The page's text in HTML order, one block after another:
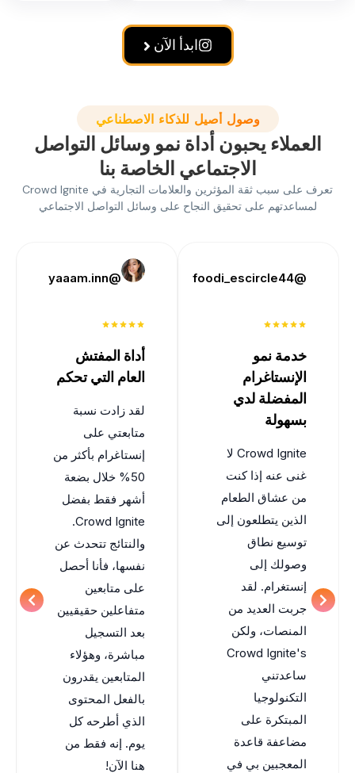
ابدأ الآن
وصول أصيل للذكاء الاصطناعي
يحبون أداة نمو وسائل التواصل
الاجتماعي الخاصة بنا
تعرف على سبب ثقة المؤثرين والعلامات التجارية في Crowd Ignite
على تحقيق النجاح على وسائل التواصل الاجتماعي
خدمة نمو
الإنستاغرام
المفضلة لدي
Crowd Igniteلا
غنى عنه إذا كنت
من عشاق الطعام
الذين يتطلعون إلى
توسيع نطاق
وصولك إلى
إنستغرام. لقد
جربت العديد من
المنصات، ولكن
Crowd Ignite's
التكنولوجيا
المبتكرة على
مضاعفة قاعدة
المعجبين بي في
أداة المفتش
العام التي تحكم
لقد زادت نسبة
متابعتي على
إنستاغرام بأكثر من
50% خلال بضعة
أشهر فقط بفضل
Crowd Ignite
.
والنتائج تتحدث عن
نفسها، فأنا أحصل
على متابعين
متفاعلين حقيقيين
بعد التسجيل
مباشرة، وهؤلاء
المتابعين يقدرون
بالفعل المحتوى
الذي أطرحه كل
يوم. إنه فقط من